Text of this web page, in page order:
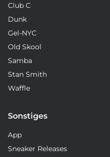
Club C
Dunk
Gel-NYC
Old Skool
Samba
Stan Smith
Waffle
Sonstiges
App
Sneaker Releases